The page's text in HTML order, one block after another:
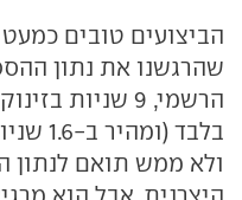
הביצועים טובים
שהרגשנו את נתון
בלבד
ולא ממש תואם